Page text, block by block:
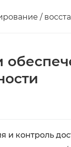
/
и контроль